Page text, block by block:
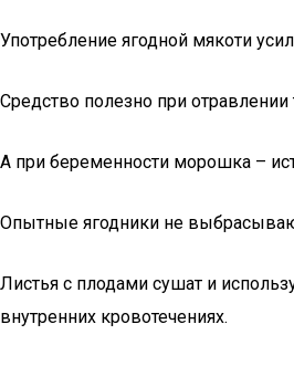
Употребление ягодной мякоти
Средство полезно при
А при беременности морошка –
Опытные ягодники не
Листья с плодами сушат и
внутренних кровотечениях.